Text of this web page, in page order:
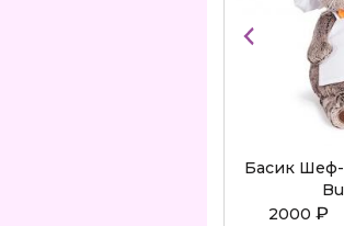
Басик
2000₽